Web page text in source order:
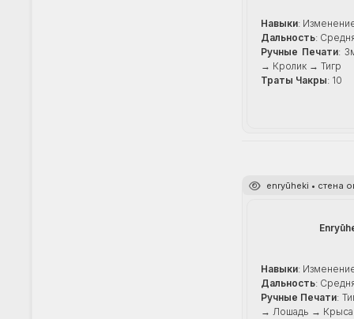
Навыки:
Дальность:
Ручные Печати:
→ Кролик → Тигр
Траты Чакры: 10
enryūheki • стена
Навыки:
Дальность:
Ручные Печати:
→ Лошадь → Крыса